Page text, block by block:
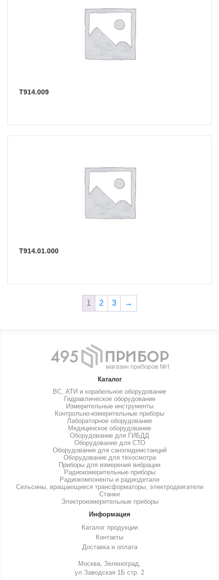
Т914.009
Т914.01.000
1 2 3 →
Каталог
ВС, АТИ и корабельное оборудование
Гидравлическое оборудование
Измерительные инструменты
Контрольно-измерительные приборы
Лабораторное оборудование
Медицинское оборудование
Оборудование для ГИБДД
Оборудование для СТО
Оборудование для санэпидемстанций
Оборудование для техосмотра
Приборы для измерения вибрации
Радиоизмерительные приборы
Радиокомпоненты и радиодетали
Сельсины, вращающиеся трансформаторы, электродвигатели
Станки
Электроизмерительные приборы
Информация
Каталог продукции
Контакты
Доставка и оплата
Москва, Зеленоград,
ул Заводская 1Б стр. 2